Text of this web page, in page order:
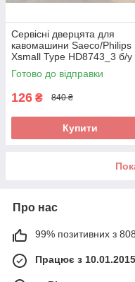
Сервісні дверцята для
кавомашини Saeco/Philips
Xsmall Type HD8743_3 б/у
царапини та зламаний
язичок
Готово до відправки
126 ₴ 840 ₴
Купити
Про нас
99% позитивних з 808
Працює з 10.01.2015